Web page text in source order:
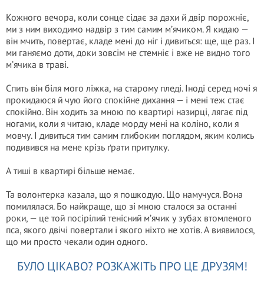
Кожного вечора, коли сонце сідає за дахи й двір порожніє,
ми з ним виходимо надвір з тим самим м’ячиком. Я кидаю —
він мчить, повертає, кладе мені до ніг і дивиться: ще, ще раз. І
ми ганяємо доти, доки зовсім не стемніє і вже не видно того
м’ячика в траві.
Спить він біля мого ліжка, на старому пледі. Іноді серед ночі я
прокидаюся й чую його спокійне дихання — і мені теж стає
спокійно. Він ходить за мною по квартирі назирці, лягає під
ногами, коли я читаю, кладе морду мені на коліно, коли я
мовчу. І дивиться тим самим глибоким поглядом, яким колись
подивився на мене крізь ґрати притулку.
А тиші в квартирі більше немає.
Та волонтерка казала, що я пошкодую. Що намучуся. Вона
помилялася. Бо найкраще, що зі мною сталося за останні
роки, — це той посірілий тенісний м’ячик у зубах втомленого
пса, якого двічі повертали і якого ніхто не хотів. А виявилося,
що ми просто чекали один одного.
БУЛО ЦІКАВО? РОЗКАЖІТЬ ПРО ЦЕ ДРУЗЯМ!